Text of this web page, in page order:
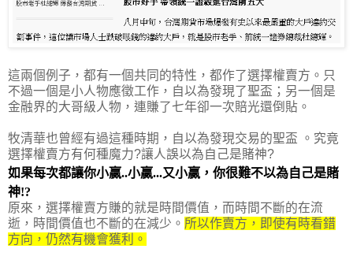
這兩個例子，都有一個共同的特性，都作了選擇權賣方。只
不過一個是小人物應徵工作，自以為發現了聖盃；另一個是
金融界的大哥級人物，連賺了七年卻一次賠光還倒貼。
牧清華也曾經有過這種時期，自以為發現交易的聖盃 。究竟
選擇權賣方有何種魔力?讓人誤以為自己是賭神?
如果每次都讓你小贏..小贏...又小贏，你很難不以為自己是賭
神!?
原來，選擇權賣方賺的就是時間價值，而時間不斷的在流
逝，時間價值也不斷的在減少。 所以作賣方，即使有時看錯
方向，仍然有機會獲利。